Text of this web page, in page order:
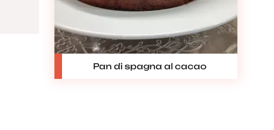
Pan di spagna al cacao